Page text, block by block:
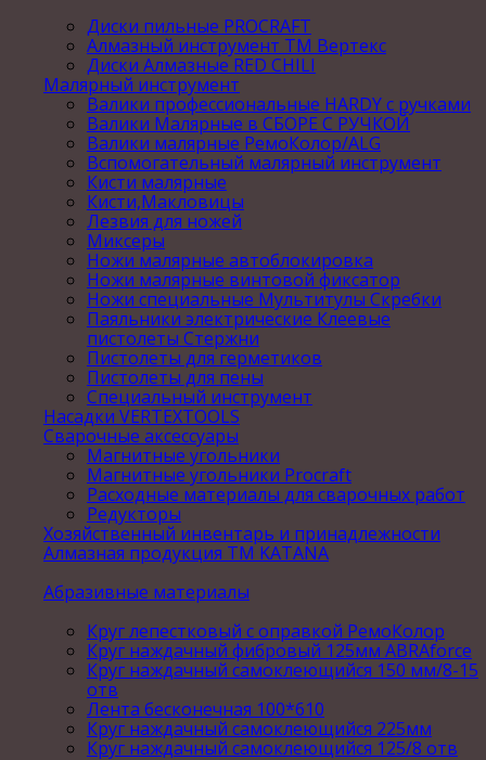
Диски пильные PROCRAFT
Алмазный инструмент ТМ Вертекс
Диски Алмазные RED CHILI
Малярный инструмент
Валики профессиональные HARDY с ручками
Валики Малярные в СБОРЕ С РУЧКОЙ
Валики малярные РемоКолор/ALG
Вспомогательный малярный инструмент
Кисти малярные
Кисти,Макловицы
Лезвия для ножей
Миксеры
Ножи малярные автоблокировка
Ножи малярные винтовой фиксатор
Ножи специальные Мультитулы Скребки
Паяльники электрические Клеевые
пистолеты Стержни
Пистолеты для герметиков
Пистолеты для пены
Специальный инструмент
Насадки VERTEXTOOLS
Сварочные аксессуары
Магнитные угольники
Магнитные угольники Procraft
Расходные материалы для сварочных работ
Редукторы
Хозяйственный инвентарь и принадлежности
Алмазная продукция ТМ KATANA
Абразивные материалы
Круг лепестковый с оправкой РемоКолор
Круг наждачный фибровый 125мм ABRAforce
Круг наждачный самоклеющийся 150 мм/8-15
отв
Лента бесконечная 100*610
Круг наждачный самоклеющийся 225мм
Круг наждачный самоклеющийся 125/8 отв